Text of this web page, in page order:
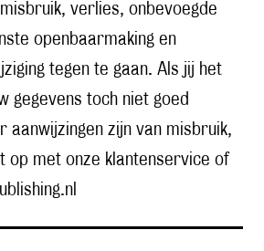
verlies, onbevoegde
openbaarmaking en
tegen te gaan. Als jij het
gegevens toch niet goed
aanwijzingen zijn van misbruik,
op met onze klantenservice of